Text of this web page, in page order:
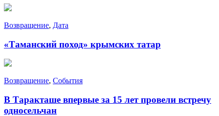
Возвращение, Дата
«Таманский поход» крымских татар
Возвращение, События
В Таракташе впервые за 15 лет провели встречу
односельчан